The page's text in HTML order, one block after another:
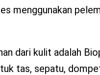
menggunakan
dari kulit adalah
tas, sepatu,